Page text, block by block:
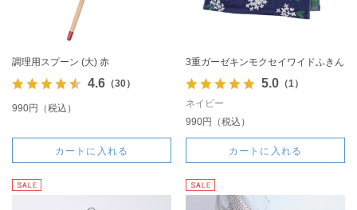
調理用スプーン (大) 赤
4.6（30）
990円（税込）
カートに入れる
3重ガーゼキンモクセイワイドふきん
5.0（1）
ネイビー
990円（税込）
カートに入れる